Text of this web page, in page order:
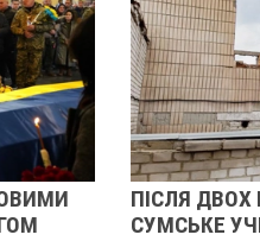
ЯК
БУДІВНИЦТВА І